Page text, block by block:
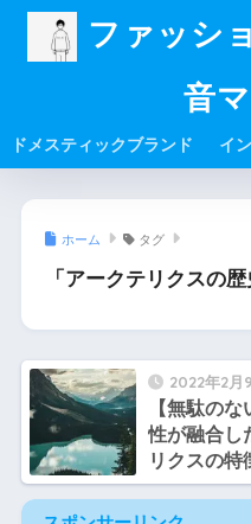
ファッシ
音
ドメスティックブランド イ
ホーム タグ
「アークテリクスの
2022年2月
【無駄の
性が融合し
リクスの特
を紹介【ブ